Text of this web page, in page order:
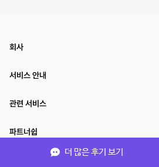
더 많은 후기 보기
회사
서비스 안내
관련 서비스
파트너쉽
서비스 제공 국가